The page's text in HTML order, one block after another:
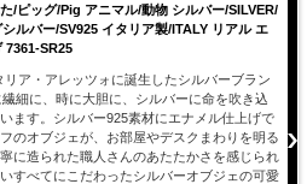
/ピッグ/Pig アニマル/動物 シルバー/SILVER/
ルバー/SV925 イタリア製/ITALY リアル エ
7361-SR25
リア・アレッツォに誕生したシルバーブラン
繊細に、時に大胆に、シルバーに命を吹き込
ます。シルバー925素材にエナメル仕上げで
のオブジェが、お部屋やデスクまわりを明る
に造られた職人さんのあたたかさを感じられ
すべてにこだわったシルバーオブジェの可愛